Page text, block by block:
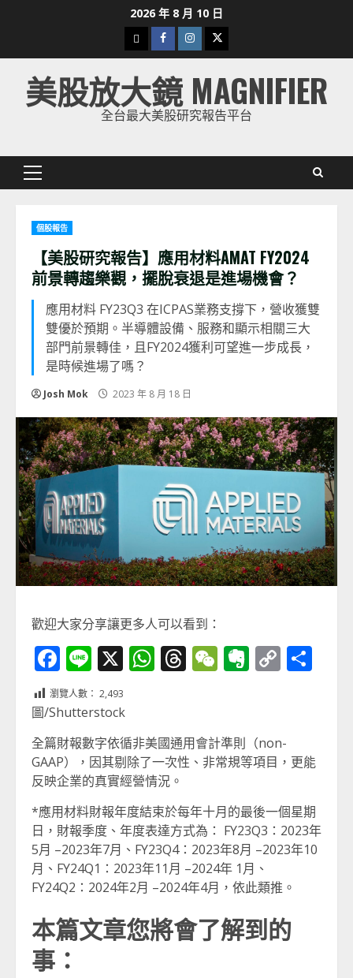
2026 年 8 月 10 日
下
載
美
股
Facebook
Instagram
Twitter
美股放大鏡 MAGNIFIER
全台最大美股研究報告平台
Primary
個股報告
【美股研究報告】應用材料AMAT FY2024
前景轉趨樂觀，擺脫衰退是進場機會？
應用材料 FY23Q3 在ICPAS業務支撐下，營收獲雙
雙優於預期。半導體設備、服務和顯示相關三大
部門前景轉佳，且FY2024獲利可望進一步成長，
是時候進場了嗎？
Josh Mok 2023 年 8 月 18 日
歡迎大家分享讓更多人可以看到：
Facebook
Line
X WhatsApp
Threads
WeChat
Evernote
Copy
瀏覽人數： 2,493
圖/Shutterstock
全篇財報數字依循非美國通用會計準則（non-
GAAP），因其剔除了一次性、非常規等項目，更能
反映企業的真實經營情況。
*應用材料財報年度結束於每年十月的最後一個星期
日，財報季度、年度表達方式為： FY23Q3：2023年
5月 –2023年7月、FY23Q4：2023年8月 –2023年10
月、FY24Q1：2023年11月 –2024年 1月、
FY24Q2：2024年2月 –2024年4月，依此類推。
本篇文章您將會了解到的
事：